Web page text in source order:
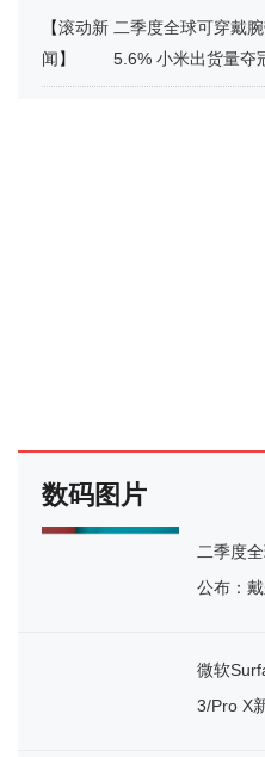
【滚动新
闻】
二季度全球可穿戴
5.6% 小米出货量夺
数码图片
二季度
公布：
微软
3/Pro X